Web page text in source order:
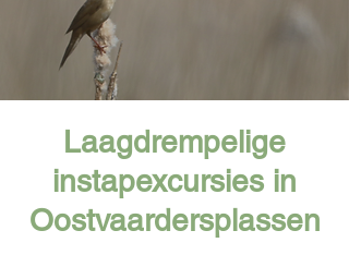
Laagdrempelige
instapexcursies in
Oostvaardersplassen